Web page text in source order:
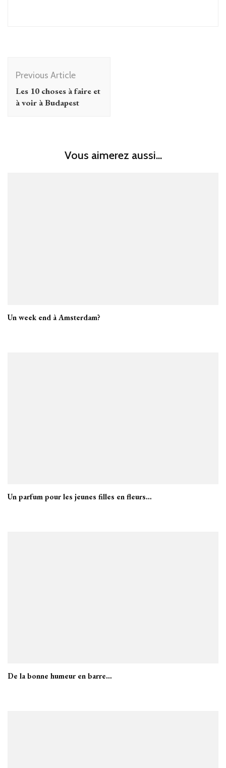
Navigation
Previous Article
Les 10 choses à faire et
à voir à Budapest
Vous aimerez aussi...
Un week end à Amsterdam?
Un parfum pour les jeunes filles en fleurs…
De la bonne humeur en barre…